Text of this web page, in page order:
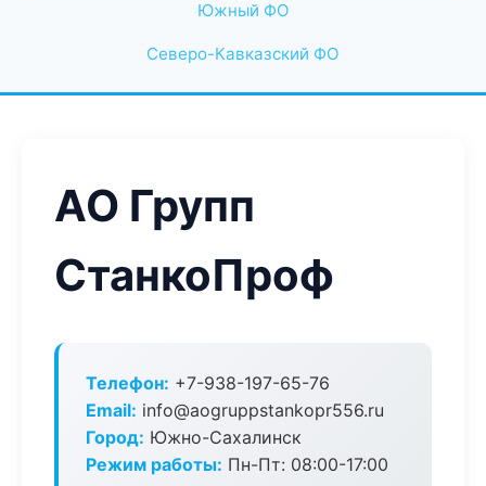
Южный ФО
Северо-Кавказский ФО
АО Групп
СтанкоПроф
Телефон: +7-938-197-65-76
Email: info@aogruppstankopr556.ru
Город: Южно-Сахалинск
Режим работы: Пн-Пт: 08:00-17:00